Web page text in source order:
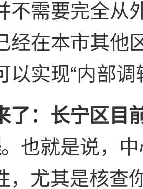
不需要完全从
经在本市其他
以实现“内部
了：长宁区目
。也就是说，
，尤其是核查